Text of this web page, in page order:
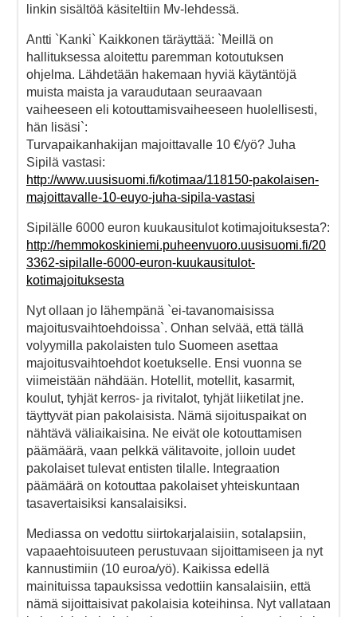
linkin sisältöä käsiteltiin Mv-lehdessä.
Antti `Kanki` Kaikkonen täräyttää: `Meillä on
hallituksessa aloitettu paremman kotoutuksen
ohjelma. Lähdetään hakemaan hyviä käytäntöjä
muista maista ja varaudutaan seuraavaan
vaiheeseen eli kotouttamisvaiheeseen huolellisesti,
hän lisäsi`:
Turvapaikanhakijan majoittavalle 10 €/yö? Juha
Sipilä vastasi:
http://www.uusisuomi.fi/kotimaa/118150-pakolaisen-
majoittavalle-10-euyo-juha-sipila-vastasi
Sipilälle 6000 euron kuukausitulot kotimajoituksesta?:
http://hemmokoskiniemi.puheenvuoro.uusisuomi.fi/20
3362-sipilalle-6000-euron-kuukausitulot-
kotimajoituksesta
Nyt ollaan jo lähempänä `ei-tavanomaisissa
majoitusvaihtoehdoissa`. Onhan selvää, että tällä
volyymilla pakolaisten tulo Suomeen asettaa
majoitusvaihtoehdot koetukselle. Ensi vuonna se
viimeistään nähdään. Hotellit, motellit, kasarmit,
koulut, tyhjät kerros- ja rivitalot, tyhjät liiketilat jne.
täyttyvät pian pakolaisista. Nämä sijoituspaikat on
nähtävä väliaikaisina. Ne eivät ole kotouttamisen
päämäärä, vaan pelkkä välitavoite, jolloin uudet
pakolaiset tulevat entisten tilalle. Integraation
päämäärä on kotouttaa pakolaiset yhteiskuntaan
tasavertaisiksi kansalaisiksi.
Mediassa on vedottu siirtokarjalaisiin, sotalapsiin,
vapaaehtoisuuteen perustuvaan sijoittamiseen ja nyt
kannustimiin (10 euroa/yö). Kaikissa edellä
mainituissa tapauksissa vedottiin kansalaisiin, että
nämä sijoittaisivat pakolaisia koteihinsa. Nyt vallataan